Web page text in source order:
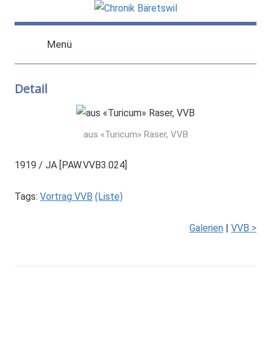
Inhalt chronik-
baeretswil.ch
baeretswil.ch
Menü
Detail
aus «Turicum» Raser, VVB
1919 / JA [PAW.VVB3.024]
Tags: Vortrag VVB (Liste)
Galerien | VVB >